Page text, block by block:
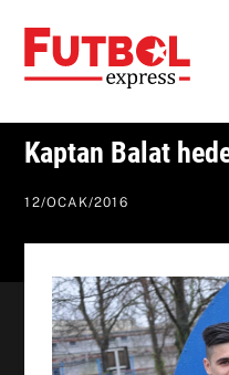
content
Kaptan Balat
12/OCAK/2016